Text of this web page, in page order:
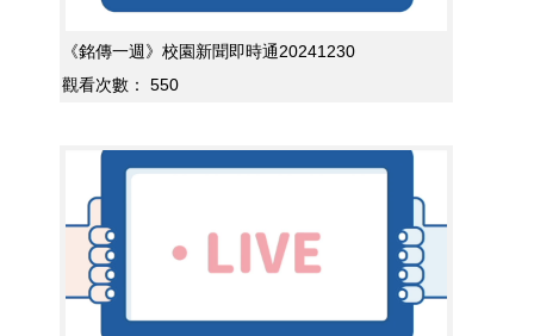
《銘傳一週》校園新聞即時通20241230
觀看次數：
550